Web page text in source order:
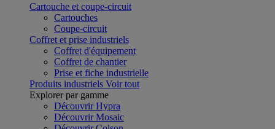
Cartouche et coupe-circuit
Cartouches
Coupe-circuit
Coffret et prise industriels
Coffret d'équipement
Coffret de chantier
Prise et fiche industrielle
Produits industriels Voir tout
Explorer par gamme
Découvrir Hypra
Découvrir Mosaic